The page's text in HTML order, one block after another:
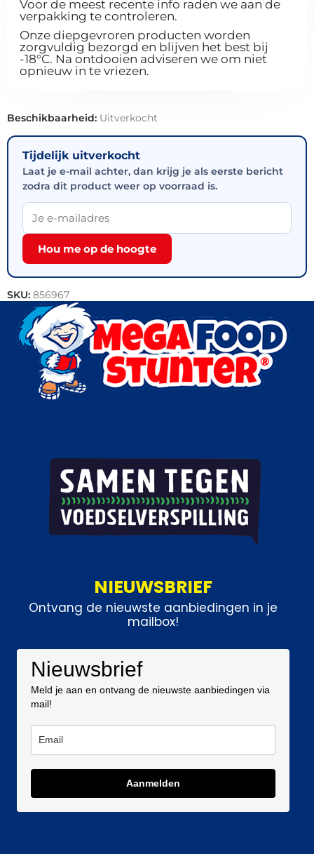
Voor de meest recente info raden we aan de
verpakking te controleren.
Onze diepgevroren producten worden
zorgvuldig bezorgd en blijven het best bij
-18°C. Na ontdooien adviseren we om niet
opnieuw in te vriezen.
Beschikbaarheid: Uitverkocht
Tijdelijk uitverkocht
Laat je e-mail achter, dan krijg je als eerste bericht
zodra dit product weer op voorraad is.
Hou me op de hoogte
SKU: 856967
Categorieën:Bakkerij
NIEUWSBRIEF
Ontvang de nieuwste aanbiedingen in je
mailbox!
Nieuwsbrief
Meld je aan en ontvang de nieuwste aanbiedingen via
mail!
Aanmelden